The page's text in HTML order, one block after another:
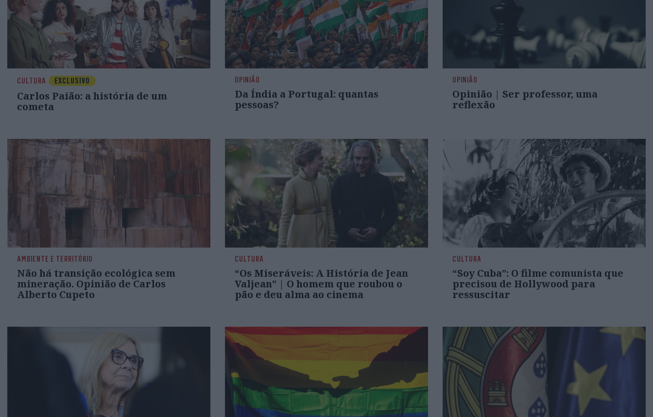
CULTURA EXCLUSIVO
Carlos Paião: a história de um
cometa
OPINIÃO
Da Índia a Portugal: quantas
pessoas?
OPINIÃO
Opinião | Ser professor, uma
reflexão
AMBIENTE E TERRITÓRIO
Não há transição ecológica sem
mineração. Opinião de Carlos
Alberto Cupeto
CULTURA
“Os Miseráveis: A História de Jean
Valjean” | O homem que roubou o
pão e deu alma ao cinema
CULTURA
“Soy Cuba”: O filme comunista que
precisou de Hollywood para
ressuscitar